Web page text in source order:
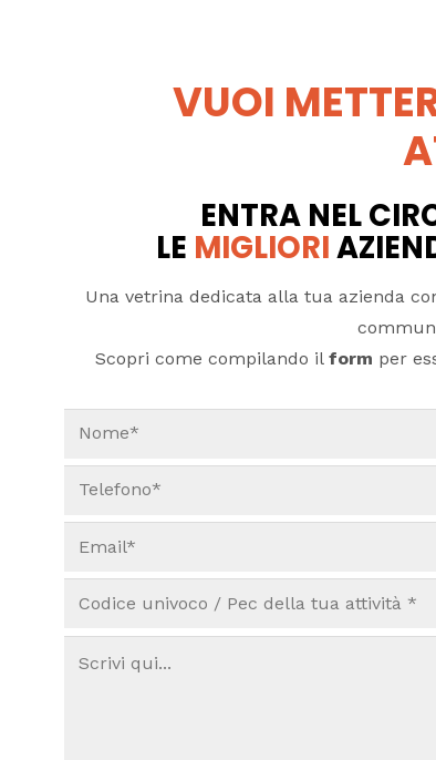
VUOI
ENTRA NEL
LE MIGLIORI
Una vetrina dedicata alla tua azienda
Scopri come compilando il form per